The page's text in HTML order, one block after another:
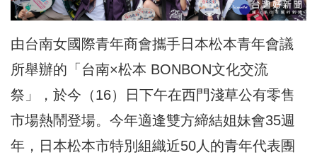
由台南女國際青年商會攜手日本松本青年會議
所舉辦的「台南×松本 BONBON文化交流
祭」，於今（16）日下午在西門淺草公有零售
市場熱鬧登場。今年適逢雙方締結姐妹會35週
年，日本松本市特別組織近50人的青年代表團